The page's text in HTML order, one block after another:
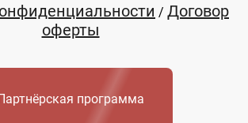
/ Договор
оферты
программа